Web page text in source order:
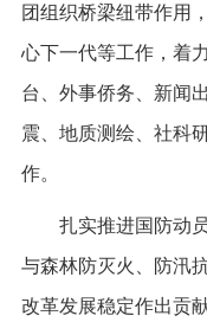
团组织桥梁纽带作用
心下一代等工作，着
台、外事侨务、新闻
震、地质测绘、社科
作。
扎实推进国防动
与森林防灭火、防汛
改革发展稳定作出贡